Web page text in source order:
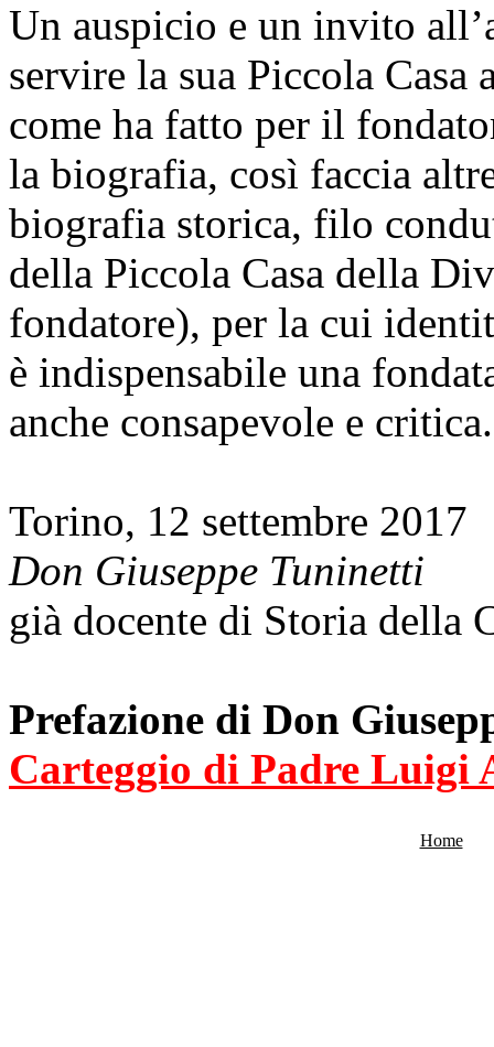
Un auspicio e un invito
servire la sua Piccola
come ha fatto per il
la biografia, così faccia
biografia storica, filo
della Piccola Casa della
fondatore), per la cui
è indispensabile una
anche consapevole e critica.
Torino, 12 settembre 2017
Don Giuseppe Tuninetti
già docente di Storia della
Prefazione di Don
Carteggio di Padre Luigi
Home